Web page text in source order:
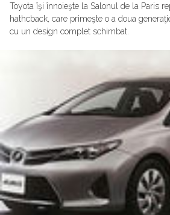
Toyota îşi înnoieşte la Salonul de la Paris
hathcback, care primeşte o a doua
cu un design complet schimbat.